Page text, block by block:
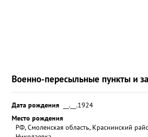
Военно-пересыльные пункты и
Дата рождения
__.__.1924
Место рождения
РФ, Смоленская область, Краснинский